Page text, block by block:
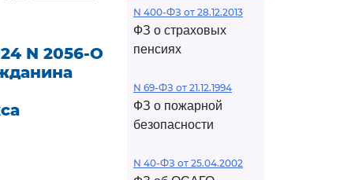
N 2056-О
N 400-ФЗ от 28.12.2013
ФЗ о страховых
пенсиях
N 69-ФЗ от 21.12.1994
ФЗ о пожарной
безопасности
N 40-ФЗ от 25.04.2002